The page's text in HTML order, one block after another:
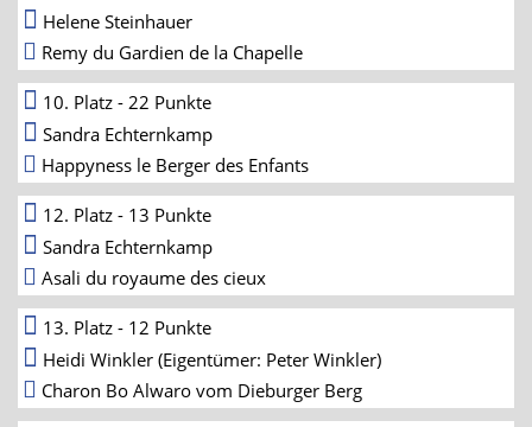
Helene Steinhauer
Remy du Gardien de la Chapelle
10. Platz - 22 Punkte
Sandra Echternkamp
Happyness le Berger des Enfants
12. Platz - 13 Punkte
Sandra Echternkamp
Asali du royaume des cieux
13. Platz - 12 Punkte
Heidi Winkler (Eigentümer: Peter Winkler)
Charon Bo Alwaro vom Dieburger Berg